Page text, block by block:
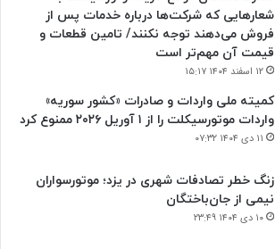
شعارهایی که شرکت‌ها درباره خدمات پس از
فروش می‌دهند توجه نکنند/ تامین قطعات و
قیمت آن مهم‌تر است
۱۲ اسفند ۱۴۰۴ ۱۵:۱۷
کمیته ملی واردات و صادرات «کشور سوریه»
واردات موتورسیکلت را از ۱ آوریل ۲۰۲۶ ممنوع کرد
۱۱ دی ۱۴۰۴ ۰۷:۳۲
زنگ خطر تصادفات شهری در یزد؛ موتورسواران
نیمی از جان‌باختگان
۱۰ دی ۱۴۰۴ ۲۳:۴۹